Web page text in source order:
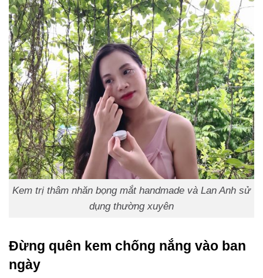
Kem trị thâm nhăn bọng mắt handmade và Lan Anh sử
dụng thường xuyên
Đừng quên kem chống nắng vào ban
ngày